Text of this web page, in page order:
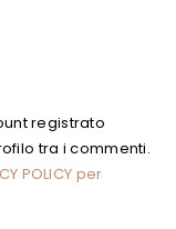
registrato
tra i commenti.
POLICY per